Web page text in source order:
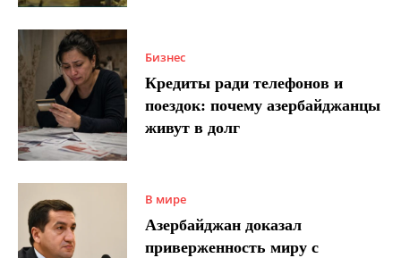
Бизнес
Кредиты ради телефонов и
поездок: почему азербайджанцы
живут в долг
В мире
Азербайджан доказал
приверженность миру с